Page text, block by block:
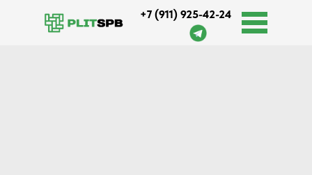
+7 (911) 925-42-24